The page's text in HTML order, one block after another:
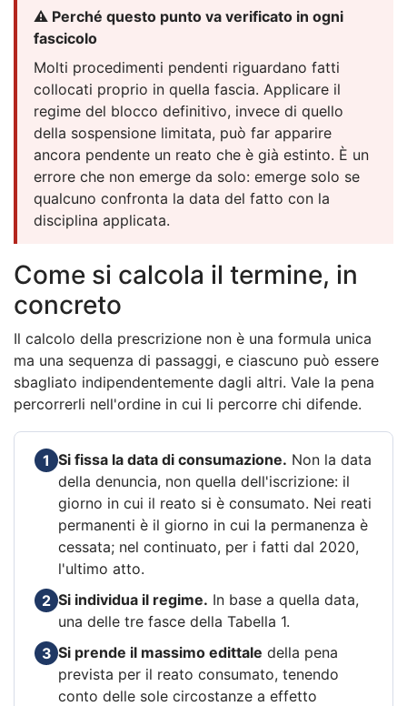
⚠️ Perché questo punto va verificato in ogni
fascicolo
Molti procedimenti pendenti riguardano fatti
collocati proprio in quella fascia. Applicare il
regime del blocco definitivo, invece di quello
della sospensione limitata, può far apparire
ancora pendente un reato che è già estinto. È un
errore che non emerge da solo: emerge solo se
qualcuno confronta la data del fatto con la
disciplina applicata.
Come si calcola il termine, in
concreto
Il calcolo della prescrizione non è una formula unica
ma una sequenza di passaggi, e ciascuno può essere
sbagliato indipendentemente dagli altri. Vale la pena
percorrerli nell'ordine in cui li percorre chi difende.
1 Si fissa la data di consumazione. Non la data
della denuncia, non quella dell'iscrizione: il
giorno in cui il reato si è consumato. Nei reati
permanenti è il giorno in cui la permanenza è
cessata; nel continuato, per i fatti dal 2020,
l'ultimo atto.
2 Si individua il regime. In base a quella data,
una delle tre fasce della Tabella 1.
3 Si prende il massimo edittale della pena
prevista per il reato consumato, tenendo
conto delle sole circostanze a effetto